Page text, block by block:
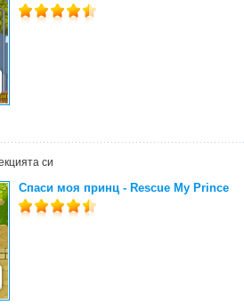
си
Спаси моя принц - Rescue My Prince